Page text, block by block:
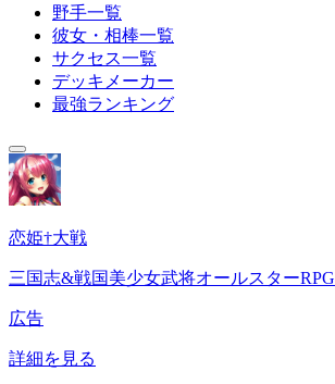
野手一覧
彼女・相棒一覧
サクセス一覧
デッキメーカー
最強ランキング
恋姫†大戦
三国志&戦国美少女武将オールスターRPG
広告
詳細を見る